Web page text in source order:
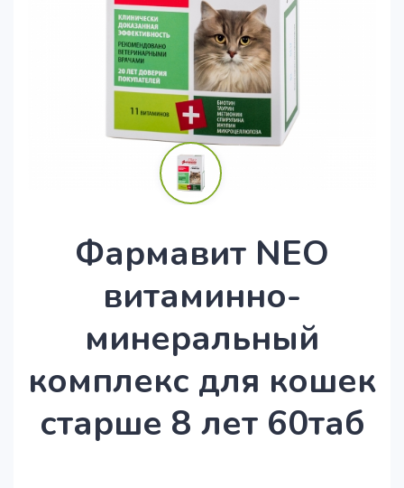
Фармавит NEO
витаминно-
минеральный
комплекс для кошек
старше 8 лет 60таб